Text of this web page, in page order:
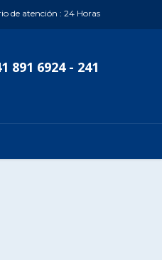
de atención : 24 Horas
891 6924 - 241